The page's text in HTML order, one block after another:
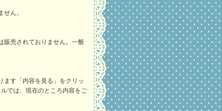
ん。
販売されておりません。一般
す「内容を見る」をクリッ
では、現在のところ内容をご